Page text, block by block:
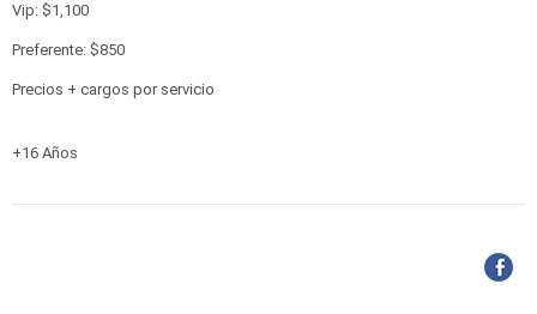
Vip: $1,100
Preferente: $850
Precios + cargos por servicio
+16 Años